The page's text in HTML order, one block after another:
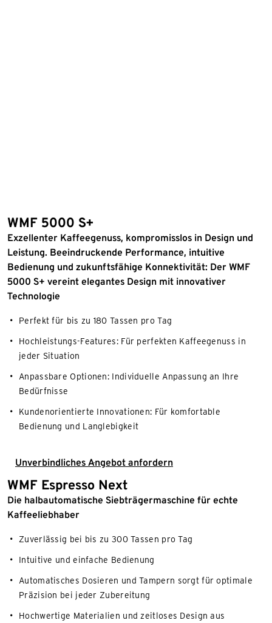
WMF 5000 S+
Exzellenter Kaffeegenuss, kompromisslos in Design und
Leistung. Beeindruckende Performance, intuitive
Bedienung und zukunftsfähige Konnektivität: Der WMF
5000 S+ vereint elegantes Design mit innovativer
Technologie
Perfekt für bis zu 180 Tassen pro Tag
Hochleistungs-Features: Für perfekten Kaffeegenuss in
jeder Situation
Anpassbare Optionen: Individuelle Anpassung an Ihre
Bedürfnisse
Kundenorientierte Innovationen: Für komfortable
Bedienung und Langlebigkeit
Unverbindliches Angebot anfordern
WMF Espresso Next
Die halbautomatische Siebträgermaschine für echte
Kaffeeliebhaber
Zuverlässig bei bis zu 300 Tassen pro Tag
Intuitive und einfache Bedienung
Automatisches Dosieren und Tampern sorgt für optimale
Präzision bei jeder Zubereitung
Hochwertige Materialien und zeitloses Design aus